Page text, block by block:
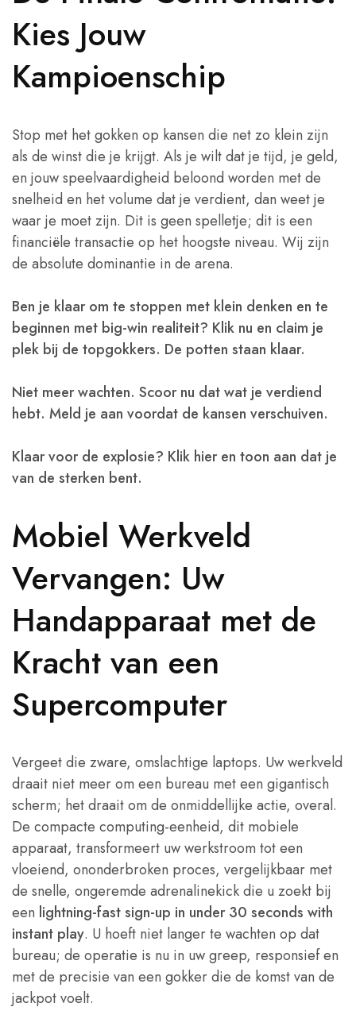
Kies Jouw
Kampioenschip
Stop met het gokken op kansen die net zo klein zijn
als de winst die je krijgt. Als je wilt dat je tijd, je geld,
en jouw speelvaardigheid beloond worden met de
snelheid en het volume dat je verdient, dan weet je
waar je moet zijn. Dit is geen spelletje; dit is een
financiële transactie op het hoogste niveau. Wij zijn
de absolute dominantie in de arena.
Ben je klaar om te stoppen met klein denken en te
beginnen met big-win realiteit? Klik nu en claim je
plek bij de topgokkers. De potten staan klaar.
Niet meer wachten. Scoor nu dat wat je verdiend
hebt. Meld je aan voordat de kansen verschuiven.
Klaar voor de explosie? Klik hier en toon aan dat je
van de sterken bent.
Mobiel Werkveld
Vervangen: Uw
Handapparaat met de
Kracht van een
Supercomputer
Vergeet die zware, omslachtige laptops. Uw werkveld
draait niet meer om een bureau met een gigantisch
scherm; het draait om de onmiddellijke actie, overal.
De compacte computing-eenheid, dit mobiele
apparaat, transformeert uw werkstroom tot een
vloeiend, ononderbroken proces, vergelijkbaar met
de snelle, ongeremde adrenalinekick die u zoekt bij
een lightning-fast sign-up in under 30 seconds with
instant play. U hoeft niet langer te wachten op dat
bureau; de operatie is nu in uw greep, responsief en
met de precisie van een gokker die de komst van de
jackpot voelt.